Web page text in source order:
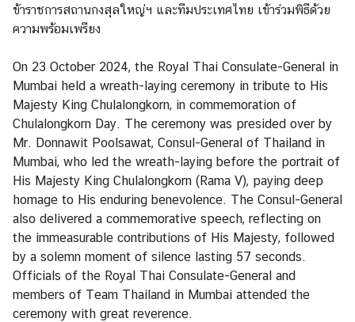
แ
ล
กิ
จ
ก
ร
ร
ม
บ
ท
ค
ว
า
ม
ข้าราชการสถานกงสุลใหญ่ฯ และทีมประเทศไทย เข้าร่วมพิธีด้วย
ความพร้อมเพรียง
On 23 October 2024, the Royal Thai Consulate-General in
Mumbai held a wreath-laying ceremony in tribute to His
Majesty King Chulalongkorn, in commemoration of
Chulalongkorn Day. The ceremony was presided over by
Mr. Donnawit Poolsawat, Consul-General of Thailand in
Mumbai, who led the wreath-laying before the portrait of
His Majesty King Chulalongkorn (Rama V), paying deep
homage to His enduring benevolence. The Consul-General
also delivered a commemorative speech, reflecting on
the immeasurable contributions of His Majesty, followed
by a solemn moment of silence lasting 57 seconds.
Officials of the Royal Thai Consulate-General and
members of Team Thailand in Mumbai attended the
ceremony with great reverence.